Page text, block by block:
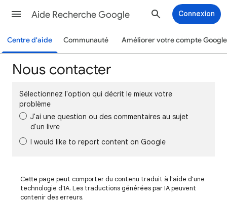
Aide Recherche Google Connexion
Centre d'aide Communauté Améliorer votre compte Google
Nous contacter
Sélectionnez l'option qui décrit le mieux votre
problème
J'ai une question ou des commentaires au sujet
d'un livre
I would like to report content on Google
Cette page peut comporter du contenu traduit à l'aide d'une
technologie d'IA. Les traductions générées par IA peuvent
contenir des erreurs.